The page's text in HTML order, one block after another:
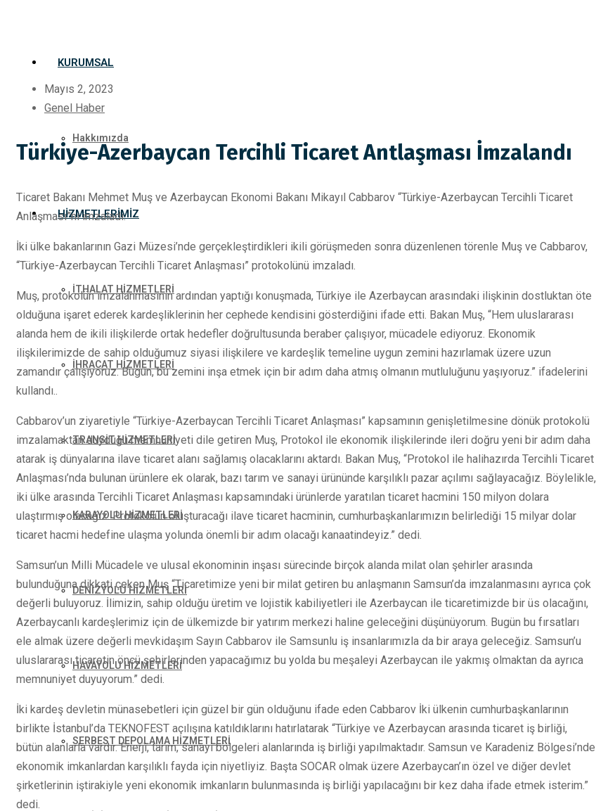
KURUMSAL
Hakkımızda
HIZMETLERIMIZ
İTHALAT HİZMETLERİ
İHRACAT HİZMETLERİ
TRANSİT HİZMETLERİ
KARAYOLU HİZMETLERİ
DENİZYOLU HİZMETLERİ
HAVAYOLU HİZMETLERİ
SERBEST DEPOLAMA HİZMETLERİ
Mayıs 2, 2023
Genel Haber
Türkiye-Azerbaycan Tercihli Ticaret Antlaşması İmzalandı
Ticaret Bakanı Mehmet Muş ve Azerbaycan Ekonomi Bakanı Mikayıl Cabbarov “Türkiye-Azerbaycan Tercihli Ticaret
Anlaşması”nı imzaladı.
İki ülke bakanlarının Gazi Müzesi’nde gerçekleştirdikleri ikili görüşmeden sonra düzenlenen törenle Muş ve Cabbarov,
“Türkiye-Azerbaycan Tercihli Ticaret Anlaşması” protokolünü imzaladı.
Muş, protokolün imzalanmasının ardından yaptığı konuşmada, Türkiye ile Azerbaycan arasındaki ilişkinin dostluktan öte
olduğuna işaret ederek kardeşliklerinin her cephede kendisini gösterdiğini ifade etti. Bakan Muş, “Hem uluslararası
alanda hem de ikili ilişkilerde ortak hedefler doğrultusunda beraber çalışıyor, mücadele ediyoruz. Ekonomik
ilişkilerimizde de sahip olduğumuz siyasi ilişkilere ve kardeşlik temeline uygun zemini hazırlamak üzere uzun
zamandır çalışıyoruz. Bugün, bu zemini inşa etmek için bir adım daha atmış olmanın mutluluğunu yaşıyoruz.” ifadelerini
kullandı..
Cabbarov’un ziyaretiyle “Türkiye-Azerbaycan Tercihli Ticaret Anlaşması” kapsamının genişletilmesine dönük protokolü
imzalamaktan duyduğu memnuniyeti dile getiren Muş, Protokol ile ekonomik ilişkilerinde ileri doğru yeni bir adım daha
atarak iş dünyalarına ilave ticaret alanı sağlamış olacaklarını aktardı. Bakan Muş, “Protokol ile halihazırda Tercihli Ticaret
Anlaşması’nda bulunan ürünlere ek olarak, bazı tarım ve sanayi ürününde karşılıklı pazar açılımı sağlayacağız. Böylelikle,
iki ülke arasında Tercihli Ticaret Anlaşması kapsamındaki ürünlerde yaratılan ticaret hacmini 150 milyon dolara
ulaştırmış olacağız. Protokolün oluşturacağı ilave ticaret hacminin, cumhurbaşkanlarımızın belirlediği 15 milyar dolar
ticaret hacmi hedefine ulaşma yolunda önemli bir adım olacağı kanaatindeyiz.” dedi.
Samsun’un Milli Mücadele ve ulusal ekonominin inşası sürecinde birçok alanda milat olan şehirler arasında
bulunduğuna dikkati çeken Muş “Ticaretimize yeni bir milat getiren bu anlaşmanın Samsun’da imzalanmasını ayrıca çok
değerli buluyoruz. İlimizin, sahip olduğu üretim ve lojistik kabiliyetleri ile Azerbaycan ile ticaretimizde bir üs olacağını,
Azerbaycanlı kardeşlerimiz için de ülkemizde bir yatırım merkezi haline geleceğini düşünüyorum. Bugün bu fırsatları
ele almak üzere değerli mevkidaşım Sayın Cabbarov ile Samsunlu iş insanlarımızla da bir araya geleceğiz. Samsun’u
uluslararası ticaretin öncü şehirlerinden yapacağımız bu yolda bu meşaleyi Azerbaycan ile yakmış olmaktan da ayrıca
memnuniyet duyuyorum.” dedi.
İki kardeş devletin münasebetleri için güzel bir gün olduğunu ifade eden Cabbarov İki ülkenin cumhurbaşkanlarının
birlikte İstanbul’da TEKNOFEST açılışına katıldıklarını hatırlatarak “Türkiye ve Azerbaycan arasında ticaret iş birliği,
bütün alanlarla vardır. Enerji, tarım, sanayi bölgeleri alanlarında iş birliği yapılmaktadır. Samsun ve Karadeniz Bölgesi’nde
ekonomik imkanlardan karşılıklı fayda için niyetliyiz. Başta SOCAR olmak üzere Azerbaycan’ın özel ve diğer devlet
şirketlerinin iştirakiyle yeni ekonomik imkanların bulunmasında iş birliği yapılacağını bir kez daha ifade etmek isterim.”
dedi.